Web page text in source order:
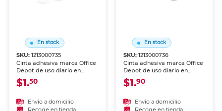
En stock
SKU:1213000735
Cinta adhesiva marca Office
Depot de uso diario en
oficina, escuela y hogar.
Transparente y de adhesión
empaques. Compatible con
dispensadores estándar.
$1.50
Envío a domicilio
Recoge en tienda
En stock
SKU: 1213000736
Cinta adhesiva marca Office
Depot de uso diario en
oficina, escuela y hogar.
Transparente y de adhesión
empaques. Compatible con
dispensadores estándar.
$1.90
Envío a domicilio
Recoge en tienda